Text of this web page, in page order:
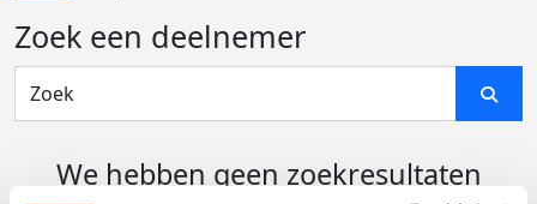
Zoek een deelnemer
We hebben geen zoekresultaten